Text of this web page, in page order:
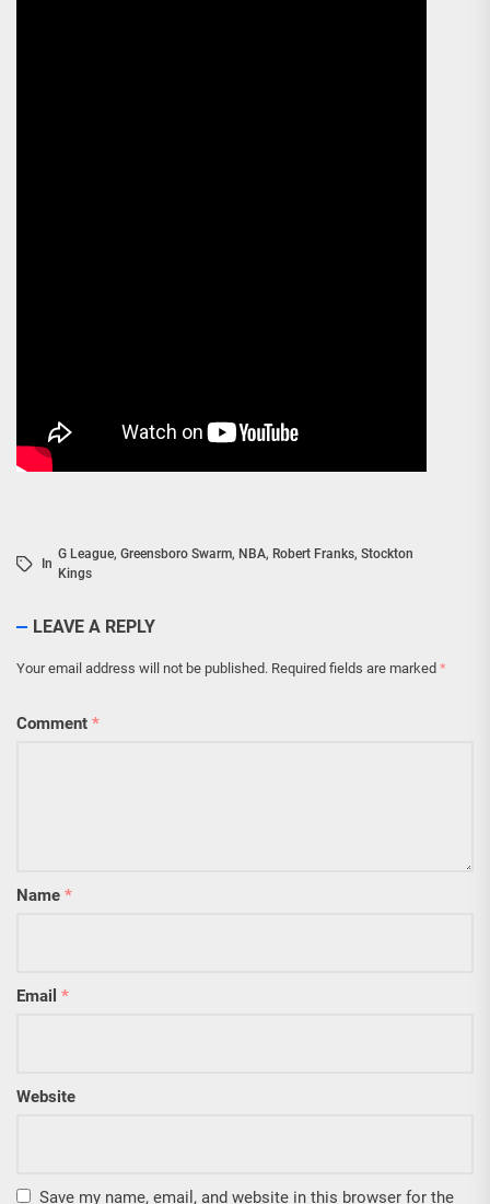
In
G League, Greensboro Swarm, NBA, Robert Franks, Stockton
Kings
LEAVE A REPLY
Your email address will not be published. Required fields are marked *
Comment *
Name *
Email *
Website
Save my name, email, and website in this browser for the